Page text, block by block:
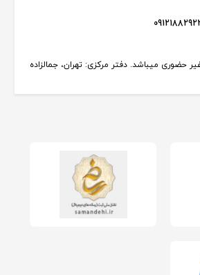
میباشد. دفتر مرکزی: تهران، جمالزاده